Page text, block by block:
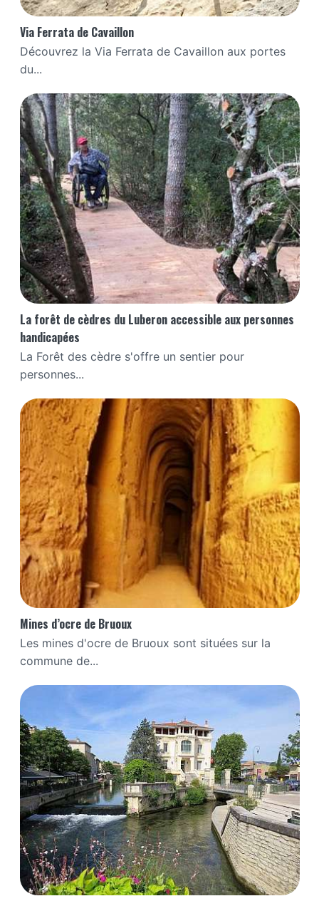
Via Ferrata de Cavaillon
Découvrez la Via Ferrata de Cavaillon aux portes
du...
La forêt de cèdres du Luberon accessible aux personnes
handicapées
La Forêt des cèdre s'offre un sentier pour
personnes...
Mines d’ocre de Bruoux
Les mines d'ocre de Bruoux sont situées sur la
commune de...